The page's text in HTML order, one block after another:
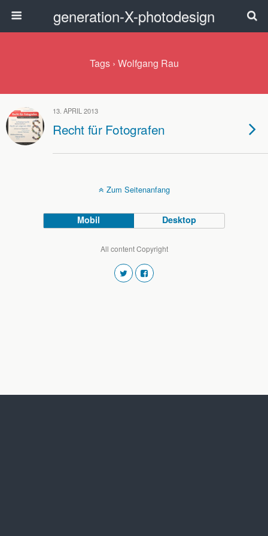
generation-X-photodesign
Tags › Wolfgang Rau
13. APRIL 2013
Recht für Fotografen
Zum Seitenanfang
Mobil Desktop
All content Copyright